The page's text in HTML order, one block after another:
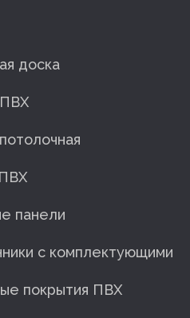
доска
ПВХ
панели
с комплектующими
покрытия ПВХ